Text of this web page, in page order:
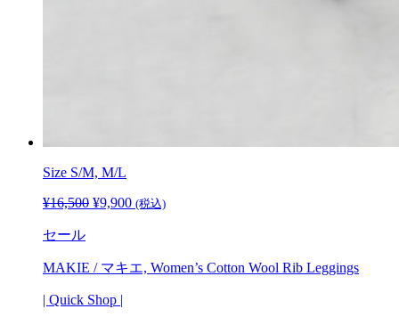
Size S/M, M/L
¥16,500 元
は
¥16,500
¥9,900現
格
(税込)
セール
MAKIE / マキエ, Women’s Cotton Wool Rib Leggings
| Quick Shop |